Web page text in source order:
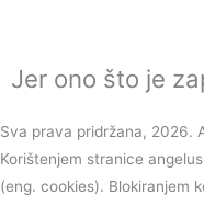
Jer ono što je
Sva prava pridržana, 2026.
Korištenjem stranice
(eng. cookies). Blokiranjem